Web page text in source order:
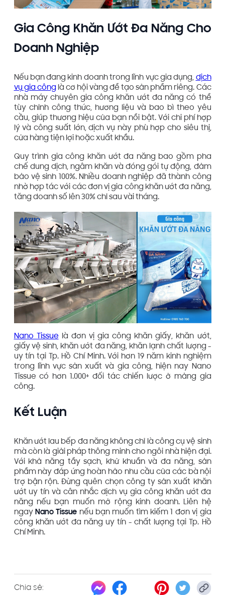
Gia Công Khăn Ướt Đa Năng Cho
Doanh Nghiệp
Nếu bạn đang kinh doanh trong lĩnh vực gia dụng, dịch
vụ gia công là cơ hội vàng để tạo sản phẩm riêng. Các
nhà máy chuyên gia công khăn ướt đa năng có thể
tùy chỉnh công thức, hương liệu và bao bì theo yêu
cầu, giúp thương hiệu của bạn nổi bật. Với chi phí hợp
lý và công suất lớn, dịch vụ này phù hợp cho siêu thị,
cửa hàng tiện lợi hoặc xuất khẩu.
Quy trình gia công khăn ướt đa năng bao gồm pha
chế dung dịch, ngâm khăn và đóng gói tự động, đảm
bảo vệ sinh 100%. Nhiều doanh nghiệp đã thành công
nhờ hợp tác với các đơn vị gia công khăn ướt đa năng,
tăng doanh số lên 30% chỉ sau vài tháng.
Nano Tissue là đơn vị gia công khăn giấy, khăn ướt,
giấy vệ sinh, khăn ướt đa năng, khăn lạnh chất lượng -
uy tín tại Tp. Hồ Chí Minh. Với hơn 19 năm kinh nghiệm
trong lĩnh vực sản xuất và gia công, hiện nay Nano
Tissue có hơn 1.000+ đối tác chiến lược ở mảng gia
công.
Kết Luận
Khăn ướt lau bếp đa năng không chỉ là công cụ vệ sinh
mà còn là giải pháp thông minh cho ngôi nhà hiện đại.
Với khả năng tẩy sạch, khử khuẩn và đa năng, sản
phẩm này đáp ứng hoàn hảo nhu cầu của các bà nội
trợ bận rộn. Đừng quên chọn công ty sản xuất khăn
ướt uy tín và cân nhắc dịch vụ gia công khăn ướt đa
năng nếu bạn muốn mở rộng kinh doanh. Liên hệ
ngay Nano Tissue nếu bạn muốn tìm kiếm 1 đơn vị gia
công khăn ướt đa năng uy tín - chất lượng tại Tp. Hồ
Chí Minh.
Chia sẻ: